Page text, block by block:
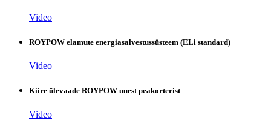
Video
ROYPOW elamute energiasalvestussüsteem (ELi standard)
Video
Kiire ülevaade ROYPOW uuest peakorterist
Video